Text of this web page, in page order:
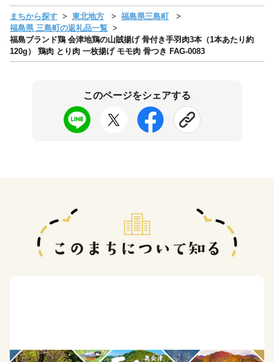
まちから探す 東北地方
福島県三島町
福島県 三島町の返礼品一覧
福島ブランド鶏 会津地鶏の山賊揚げ 骨付き手羽肉3本（1本あたり約
120g） 鶏肉 とり肉 一枚揚げ モモ肉 骨つき FAG-0083
このページをシェアする